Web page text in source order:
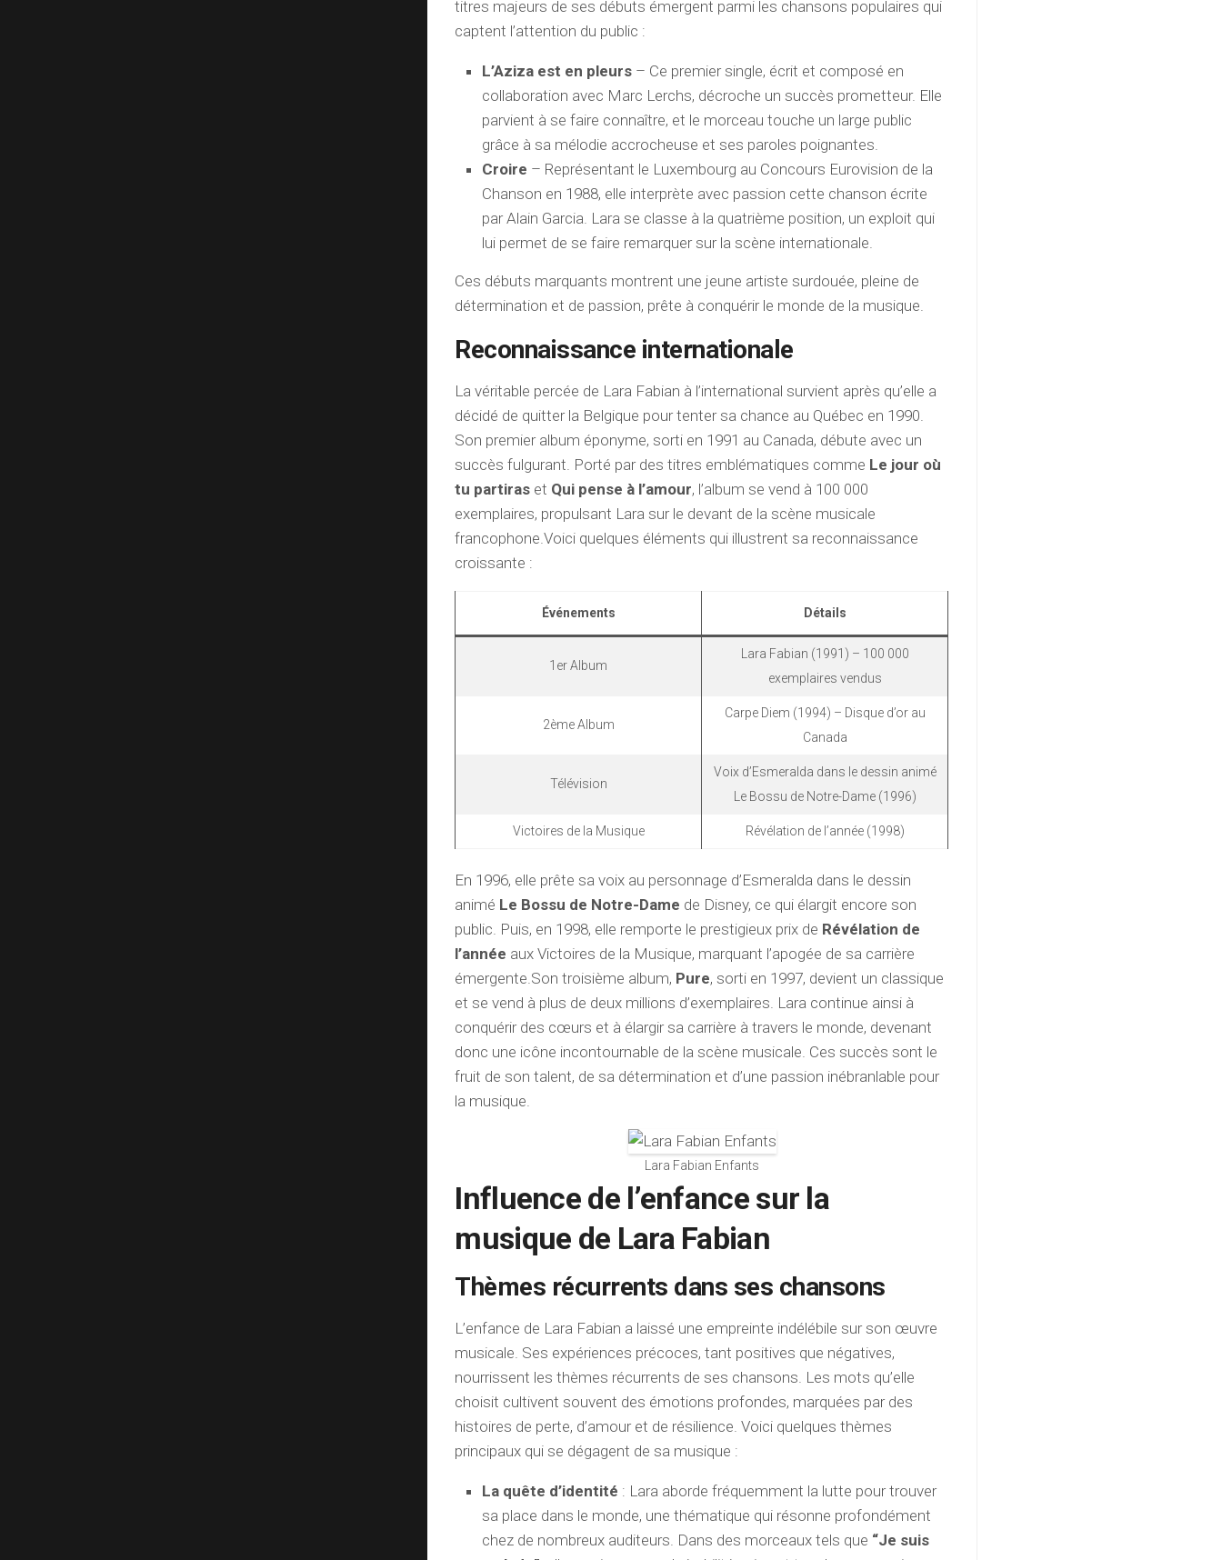
titres majeurs de ses débuts émergent parmi les chansons populaires qui
captent l’attention du public :
L’Aziza est en pleurs – Ce premier single, écrit et composé en
collaboration avec Marc Lerchs, décroche un succès prometteur. Elle
parvient à se faire connaître, et le morceau touche un large public
grâce à sa mélodie accrocheuse et ses paroles poignantes.
Croire – Représentant le Luxembourg au Concours Eurovision de la
Chanson en 1988, elle interprète avec passion cette chanson écrite
par Alain Garcia. Lara se classe à la quatrième position, un exploit qui
lui permet de se faire remarquer sur la scène internationale.
Ces débuts marquants montrent une jeune artiste surdouée, pleine de
détermination et de passion, prête à conquérir le monde de la musique.
Reconnaissance internationale
La véritable percée de Lara Fabian à l’international survient après qu’elle a
décidé de quitter la Belgique pour tenter sa chance au Québec en 1990.
Son premier album éponyme, sorti en 1991 au Canada, débute avec un
succès fulgurant. Porté par des titres emblématiques comme Le jour où
tu partiras et Qui pense à l’amour, l’album se vend à 100 000
exemplaires, propulsant Lara sur le devant de la scène musicale
francophone.Voici quelques éléments qui illustrent sa reconnaissance
croissante :
Événements Détails
1er Album
Lara Fabian (1991) – 100 000
exemplaires vendus
2ème Album
Carpe Diem (1994) – Disque d’or au
Canada
Télévision
Voix d’Esmeralda dans le dessin animé
Le Bossu de Notre-Dame (1996)
Victoires de la Musique Révélation de l’année (1998)
En 1996, elle prête sa voix au personnage d’Esmeralda dans le dessin
animé Le Bossu de Notre-Dame de Disney, ce qui élargit encore son
public. Puis, en 1998, elle remporte le prestigieux prix de Révélation de
l’année aux Victoires de la Musique, marquant l’apogée de sa carrière
émergente.Son troisième album, Pure, sorti en 1997, devient un classique
et se vend à plus de deux millions d’exemplaires. Lara continue ainsi à
conquérir des cœurs et à élargir sa carrière à travers le monde, devenant
donc une icône incontournable de la scène musicale. Ces succès sont le
fruit de son talent, de sa détermination et d’une passion inébranlable pour
la musique.
Lara Fabian Enfants
Influence de l’enfance sur la
musique de Lara Fabian
Thèmes récurrents dans ses chansons
L’enfance de Lara Fabian a laissé une empreinte indélébile sur son œuvre
musicale. Ses expériences précoces, tant positives que négatives,
nourrissent les thèmes récurrents de ses chansons. Les mots qu’elle
choisit cultivent souvent des émotions profondes, marquées par des
histoires de perte, d’amour et de résilience. Voici quelques thèmes
principaux qui se dégagent de sa musique :
La quête d’identité : Lara aborde fréquemment la lutte pour trouver
sa place dans le monde, une thématique qui résonne profondément
chez de nombreux auditeurs. Dans des morceaux tels que “Je suis